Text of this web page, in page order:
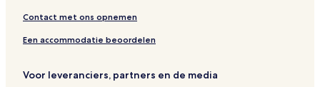
Contact met ons opnemen
Een accommodatie beoordelen
Voor leveranciers, partners en de media